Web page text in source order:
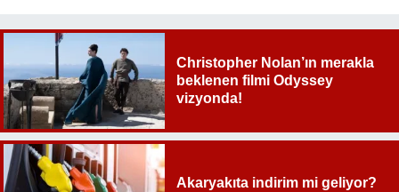
Christopher Nolan’ın merakla
beklenen filmi Odyssey
vizyonda!
Akaryakıta indirim mi geliyor?